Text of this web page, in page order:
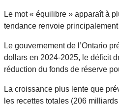
Le mot « équilibre » apparaît à
tendance renvoie
Le gouvernement de l’Ontario
dollars en 2024-2025, le déficit
réduction du fonds de réserve
La croissance plus lente que
les recettes totales (206